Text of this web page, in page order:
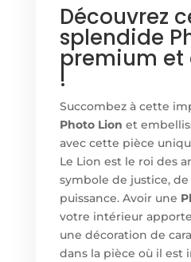
Découvrez
splendide
premium
!
Succombez à cette
Photo Lion et
avec cette pièce
Le Lion est le roi des
symbole de justice,
puissance. Avoir une
votre intérieur
une décoration de
dans la pièce où il est